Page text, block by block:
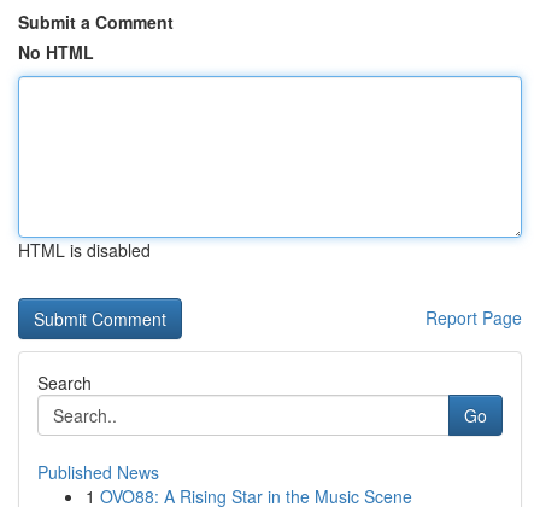
Submit a Comment
No HTML
HTML is disabled
Report Page
Search
Go
Published News
1 OVO88: A Rising Star in the Music Scene